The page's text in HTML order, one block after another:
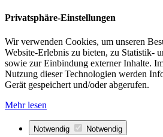
Privatsphäre-Einstellungen
Wir verwenden Cookies, um unseren
Website-Erlebnis zu bieten, zu Statistik-
sowie zur Einbindung externer Inhalte.
Nutzung dieser Technologien werden
Gerät gespeichert und/oder abgerufen.
Mehr lesen
Notwendig Notwendig